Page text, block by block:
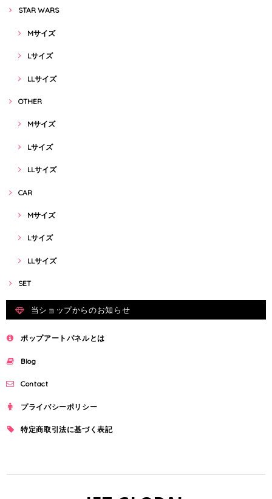
STAR WARS
Mサイズ
Lサイズ
LLサイズ
OTHER
Mサイズ
Lサイズ
LLサイズ
CAR
Mサイズ
Lサイズ
LLサイズ
SET
当ショップからのお知らせ
ポップアートパネルとは
Blog
Contact
プライバシーポリシー
特定商取引法に基づく表記